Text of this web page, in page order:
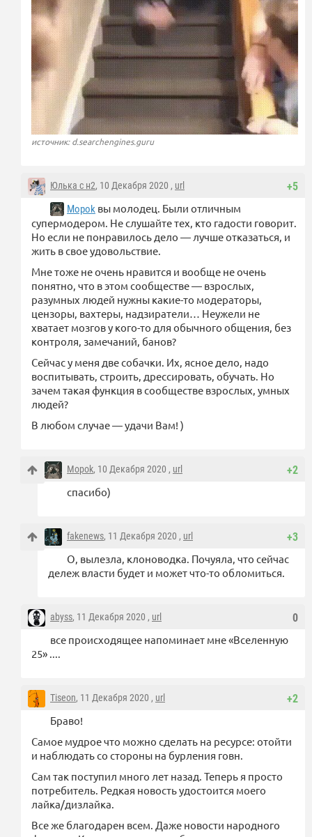
источник: d.searchengines.guru
+5
Юлька с н2, 10 Декабря 2020 , url
Mopok вы молодец. Были отличным
супермодером. Не слушайте тех, кто гадости говорит.
Но если не понравилось дело — лучше отказаться, и
жить в свое удовольствие.
Мне тоже не очень нравится и вообще не очень
понятно, что в этом сообществе — взрослых,
разумных людей нужны какие-то модераторы,
цензоры, вахтеры, надзиратели… Неужели не
хватает мозгов у кого-то для обычного общения, без
контроля, замечаний, банов?
Сейчас у меня две собачки. Их, ясное дело, надо
воспитывать, строить, дрессировать, обучать. Но
зачем такая функция в сообществе взрослых, умных
людей?
В любом случае — удачи Вам! )
+2
Mopok, 10 Декабря 2020 , url
спасибо)
+3
fakenews, 11 Декабря 2020 , url
О, вылезла, клоноводка. Почуяла, что сейчас
дележ власти будет и может что-то обломиться.
0
abyss, 11 Декабря 2020 , url
все происходящее напоминает мне «Вселенную
25» ....
+2
Tiseon, 11 Декабря 2020 , url
Браво!
Самое мудрое что можно сделать на ресурсе: отойти
и наблюдать со стороны на бурления говн.
Сам так поступил много лет назад. Теперь я просто
потребитель. Редкая новость удостоится моего
лайка/дизлайка.
Все же благодарен всем. Даже новости народного